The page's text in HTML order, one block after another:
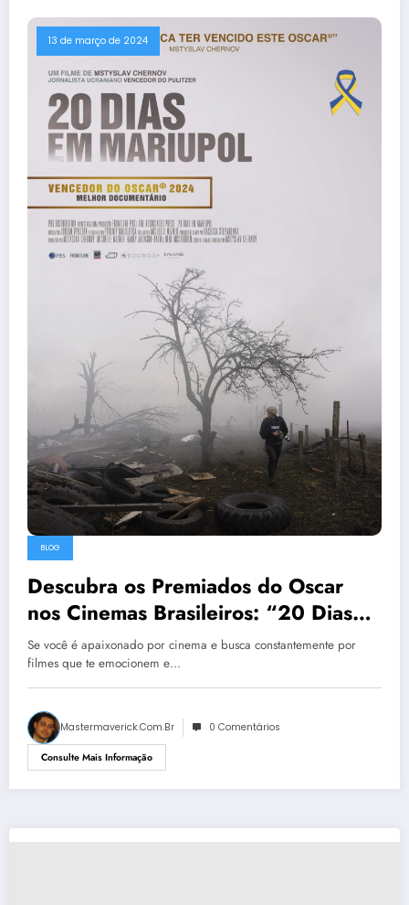
13 de março de 2024
BLOG
Descubra os Premiados do Oscar
nos Cinemas Brasileiros: “20 Dias
em Mariupol” e “As 4 Filhas de
Olfa”
Se você é apaixonado por cinema e busca constantemente por
filmes que te emocionem e…
Mastermaverick.com.br 0 Comentários
Consulte Mais Informação